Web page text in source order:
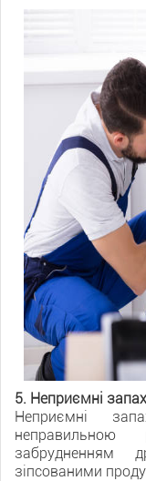
5. Неприємні
Неприємні
неправильною
забрудненням
зіпсованими